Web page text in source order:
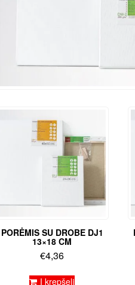
PORĖMIS SU DROBE DJ1
13×18 CM
€4,36
Į krepšelį